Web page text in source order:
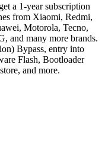
a 1-year subscription
from Xiaomi, Redmi,
Motorola, Tecno,
and many more brands.
Bypass, entry into
Flash, Bootloader
and more.